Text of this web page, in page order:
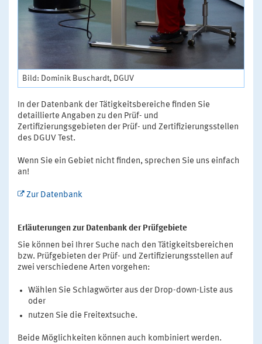
Bild: Dominik Buschardt, DGUV
In der Datenbank der Tätigkeitsbereiche finden Sie
detaillierte Angaben zu den Prüf- und
Zertifizierungsgebieten der Prüf- und Zertifizierungsstellen
des DGUV Test.
Wenn Sie ein Gebiet nicht finden, sprechen Sie uns einfach
an!
Zur Datenbank
Erläuterungen zur Datenbank der Prüfgebiete
Sie können bei Ihrer Suche nach den Tätigkeitsbereichen
bzw. Prüfgebieten der Prüf- und Zertifizierungsstellen auf
zwei verschiedene Arten vorgehen:
Wählen Sie Schlagwörter aus der Drop-down-Liste aus
oder
nutzen Sie die Freitextsuche.
Beide Möglichkeiten können auch kombiniert werden.